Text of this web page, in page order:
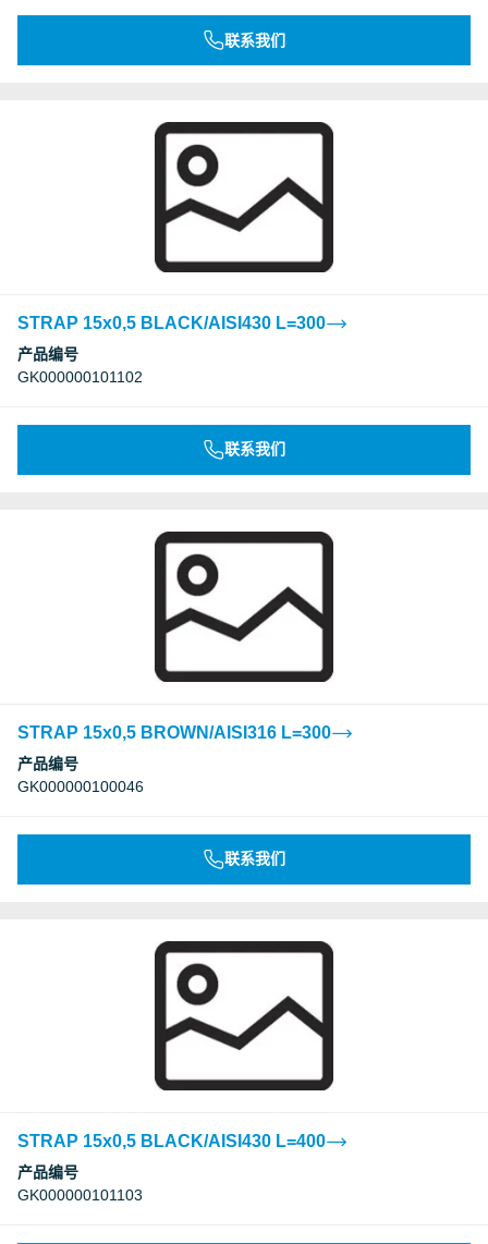
联系我们
STRAP 15x0,5 BLACK/AISI430 L=300
产品编号
GK000000101102
联系我们
STRAP 15x0,5 BROWN/AISI316 L=300
产品编号
GK000000100046
联系我们
STRAP 15x0,5 BLACK/AISI430 L=400
产品编号
GK000000101103